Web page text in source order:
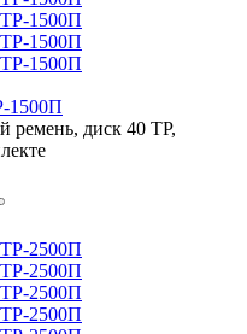
1500П
ремень, диск 40 ТР,